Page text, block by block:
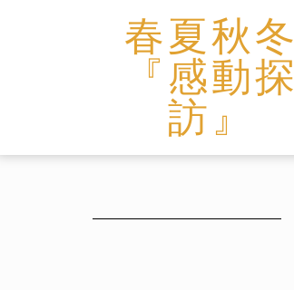
春夏秋冬
『感動探
訪』